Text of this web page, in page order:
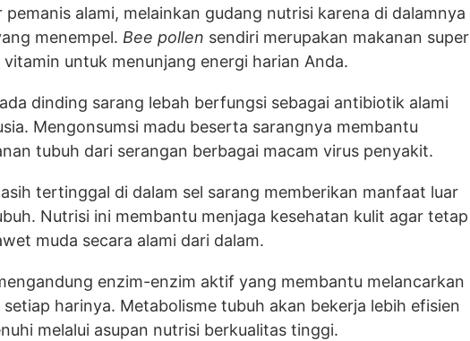
alami, melainkan gudang nutrisi karena di dalamnya
menempel. Bee pollen sendiri merupakan makanan super
untuk menunjang energi harian Anda.
dinding sarang lebah berfungsi sebagai antibiotik alami
Mengonsumsi madu beserta sarangnya membantu
tubuh dari serangan berbagai macam virus penyakit.
tertinggal di dalam sel sarang memberikan manfaat luar
Nutrisi ini membantu menjaga kesehatan kulit agar tetap
muda secara alami dari dalam.
enzim-enzim aktif yang membantu melancarkan
harinya. Metabolisme tubuh akan bekerja lebih efisien
melalui asupan nutrisi berkualitas tinggi.